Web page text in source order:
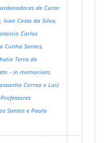
de Curso
Ivan Costa da Silva,
Carlos
Cunha Santos,
Terra de
- in memoriam,
Correa e Luiz
Santos e Paulo